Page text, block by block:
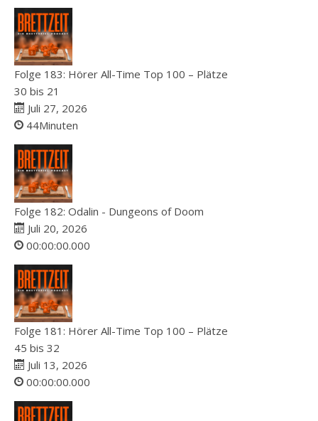
Folge 183: Hörer All-Time Top 100 – Plätze
30 bis 21
Juli 27, 2026
44Minuten
Folge 182: Odalin - Dungeons of Doom
Juli 20, 2026
00:00:00.000
Folge 181: Hörer All-Time Top 100 – Plätze
45 bis 32
Juli 13, 2026
00:00:00.000